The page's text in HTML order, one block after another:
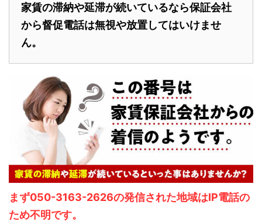
家賃の滞納や延滞が続いているなら保証会社
から督促電話は無視や放置してはいけませ
ん。
まず050-3163-2626の発信された地域はIP電話の
ため不明です。